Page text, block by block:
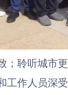
； 聆听城市
作人员深